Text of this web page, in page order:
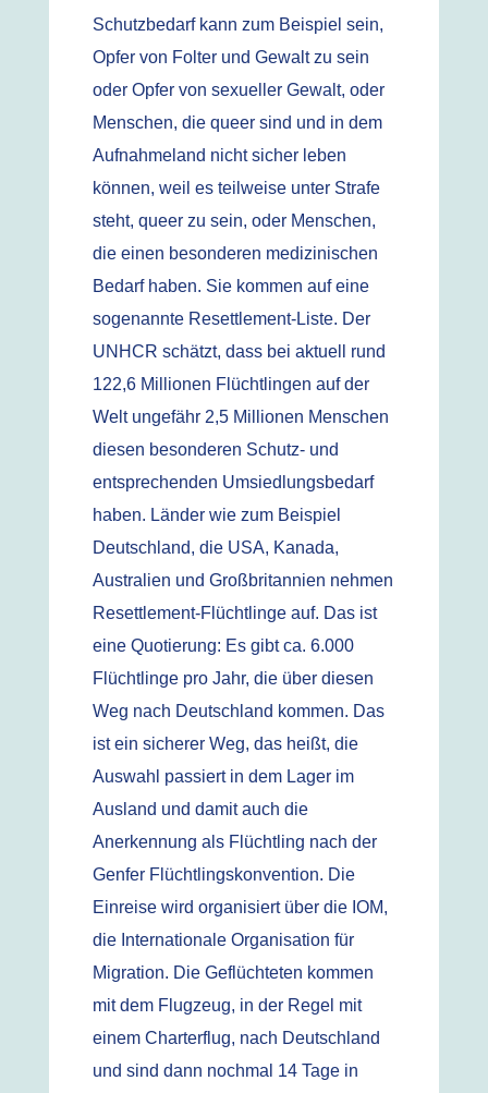
Schutzbedarf kann zum Beispiel sein,
Opfer von Folter und Gewalt zu sein
oder Opfer von sexueller Gewalt, oder
Menschen, die queer sind und in dem
Aufnahmeland nicht sicher leben
können, weil es teilweise unter Strafe
steht, queer zu sein, oder Menschen,
die einen besonderen medizinischen
Bedarf haben. Sie kommen auf eine
sogenannte Resettlement-Liste. Der
UNHCR schätzt, dass bei aktuell rund
122,6 Millionen Flüchtlingen auf der
Welt ungefähr 2,5 Millionen Menschen
diesen besonderen Schutz- und
entsprechenden Umsiedlungsbedarf
haben. Länder wie zum Beispiel
Deutschland, die USA, Kanada,
Australien und Großbritannien nehmen
Resettlement-Flüchtlinge auf. Das ist
eine Quotierung: Es gibt ca. 6.000
Flüchtlinge pro Jahr, die über diesen
Weg nach Deutschland kommen. Das
ist ein sicherer Weg, das heißt, die
Auswahl passiert in dem Lager im
Ausland und damit auch die
Anerkennung als Flüchtling nach der
Genfer Flüchtlingskonvention. Die
Einreise wird organisiert über die IOM,
die Internationale Organisation für
Migration. Die Geflüchteten kommen
mit dem Flugzeug, in der Regel mit
einem Charterflug, nach Deutschland
und sind dann nochmal 14 Tage in